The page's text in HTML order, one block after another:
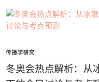
传播学研究
冬奥会热点解析：从